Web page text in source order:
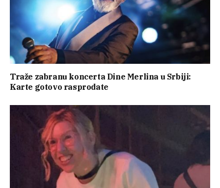
Traže zabranu koncerta Dine Merlina u Srbiji:
Karte gotovo rasprodate